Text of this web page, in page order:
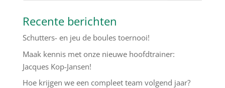
Recente berichten
Schutters- en jeu de boules toernooi!
Maak kennis met onze nieuwe hoofdtrainer:
Jacques Kop-Jansen!
Hoe krijgen we een compleet team volgend jaar?